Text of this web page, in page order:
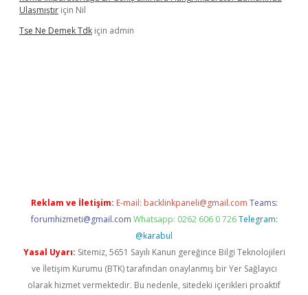
Ulaşmıştır için Nil
Tse Ne Demek Tdk için admin
Reklam ve İletişim: E-mail: backlinkpaneli@gmail.com Teams:
forumhizmeti@gmail.com Whatsapp: 0262 606 0 726 Telegram:
@karabul
Yasal Uyarı: Sitemiz, 5651 Sayılı Kanun gereğince Bilgi Teknolojileri
ve İletişim Kurumu (BTK) tarafından onaylanmış bir Yer Sağlayıcı
olarak hizmet vermektedir. Bu nedenle, sitedeki içerikleri proaktif